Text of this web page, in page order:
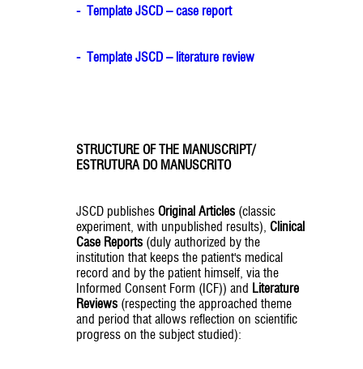
- Template JSCD – case report
- Template JSCD – literature review
STRUCTURE OF THE MANUSCRIPT/
ESTRUTURA DO MANUSCRITO
JSCD publishes Original Articles (classic
experiment, with unpublished results), Clinical
Case Reports (duly authorized by the
institution that keeps the patient's medical
record and by the patient himself, via the
Informed Consent Form (ICF)) and Literature
Reviews (respecting the approached theme
and period that allows reflection on scientific
progress on the subject studied):